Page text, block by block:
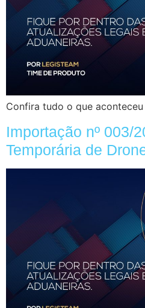
Confira tudo o que
Importação nº 003/
Temporária de